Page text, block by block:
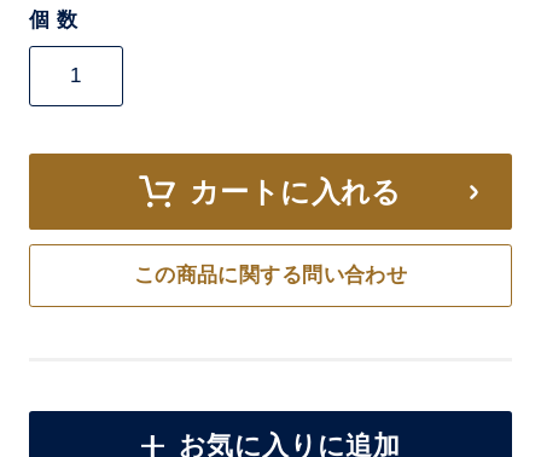
個 数
カートに入れる
この商品に関する問い合わせ
お気に入りに追加